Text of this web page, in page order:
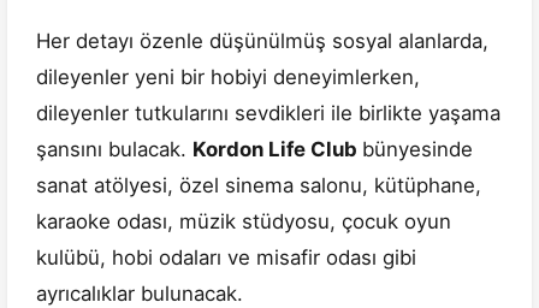
Her detayı özenle düşünülmüş sosyal alanlarda,
dileyenler yeni bir hobiyi deneyimlerken,
dileyenler tutkularını sevdikleri ile birlikte yaşama
şansını bulacak. Kordon Life Club bünyesinde
sanat atölyesi, özel sinema salonu, kütüphane,
karaoke odası, müzik stüdyosu, çocuk oyun
kulübü, hobi odaları ve misafir odası gibi
ayrıcalıklar bulunacak.